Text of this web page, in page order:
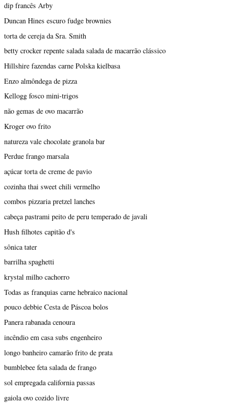
dip francês Arby
Duncan Hines escuro fudge brownies
torta de cereja da Sra. Smith
betty crocker repente salada salada de macarrão clássico
Hillshire fazendas carne Polska kielbasa
Enzo almôndega de pizza
Kellogg fosco mini-trigos
não gemas de ovo macarrão
Kroger ovo frito
natureza vale chocolate granola bar
Perdue frango marsala
açúcar torta de creme de pavio
cozinha thai sweet chili vermelho
combos pizzaria pretzel lanches
cabeça pastrami peito de peru temperado de javali
Hush filhotes capitão d's
sônica tater
barrilha spaghetti
krystal milho cachorro
Todas as franquias carne hebraico nacional
pouco debbie Cesta de Páscoa bolos
Panera rabanada cenoura
incêndio em casa subs engenheiro
longo banheiro camarão frito de prata
bumblebee feta salada de frango
sol empregada california passas
gaiola ovo cozido livre